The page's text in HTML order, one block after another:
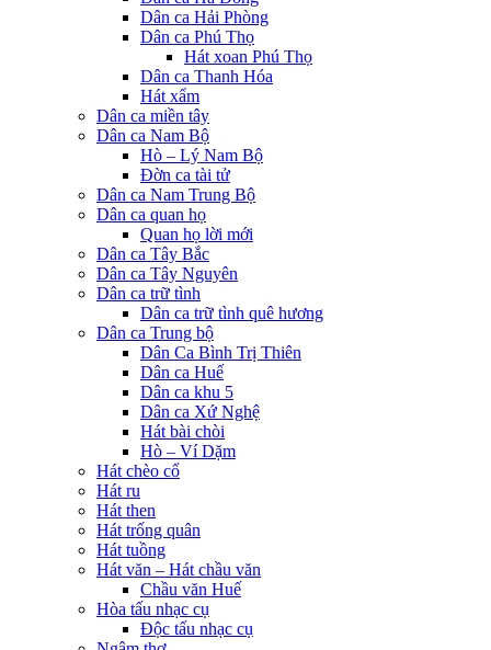
Dân ca Hải Phòng
Dân ca Phú Thọ
Hát xoan Phú Thọ
Dân ca Thanh Hóa
Hát xẩm
Dân ca miền tây
Dân ca Nam Bộ
Hò – Lý Nam Bộ
Đờn ca tài tử
Dân ca Nam Trung Bộ
Dân ca quan họ
Quan họ lời mới
Dân ca Tây Bắc
Dân ca Tây Nguyên
Dân ca trữ tình
Dân ca trữ tình quê hương
Dân ca Trung bộ
Dân Ca Bình Trị Thiên
Dân ca Huế
Dân ca khu 5
Dân ca Xứ Nghệ
Hát bài chòi
Hò – Ví Dặm
Hát chèo cổ
Hát ru
Hát then
Hát trống quân
Hát tuồng
Hát văn – Hát chầu văn
Chầu văn Huế
Hòa tấu nhạc cụ
Độc tấu nhạc cụ